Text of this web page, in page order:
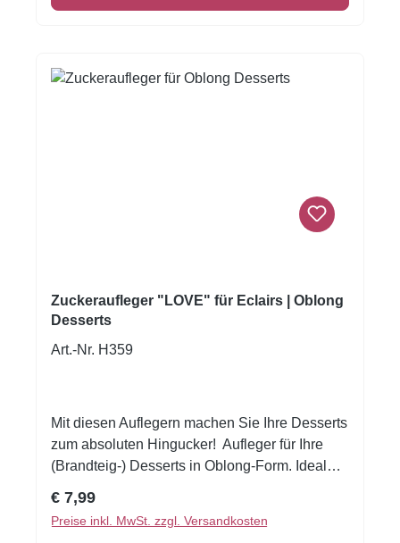
Zuckeraufleger "LOVE" für Eclairs | Oblong
Desserts
Art.-Nr. H359
Mit diesen Auflegern machen Sie Ihre Desserts
zum absoluten Hingucker! Aufleger für Ihre
(Brandteig-) Desserts in Oblong-Form. Ideal
Valentinstag usw. Größe pro Auflage: ca. 11 x 3
cm Gedruckt auf Fondantfolie (essbar) Inhalt: 1
Regulärer Preis:
€ 7,99
Preise inkl. MwSt. zzgl. Versandkosten